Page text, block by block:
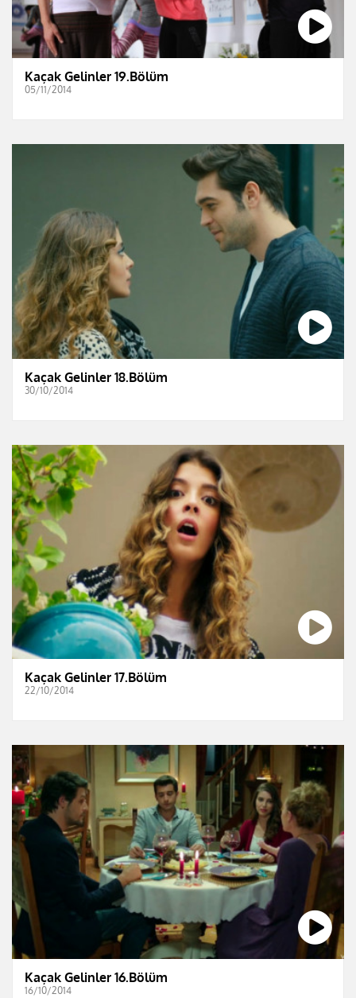
Kaçak Gelinler 19.Bölüm
05/11/2014
Kaçak Gelinler 18.Bölüm
30/10/2014
Kaçak Gelinler 17.Bölüm
22/10/2014
Kaçak Gelinler 16.Bölüm
16/10/2014